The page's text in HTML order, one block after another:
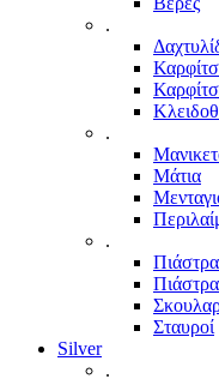
.
.
Μάτια
.
Σταυροί
Silver
.